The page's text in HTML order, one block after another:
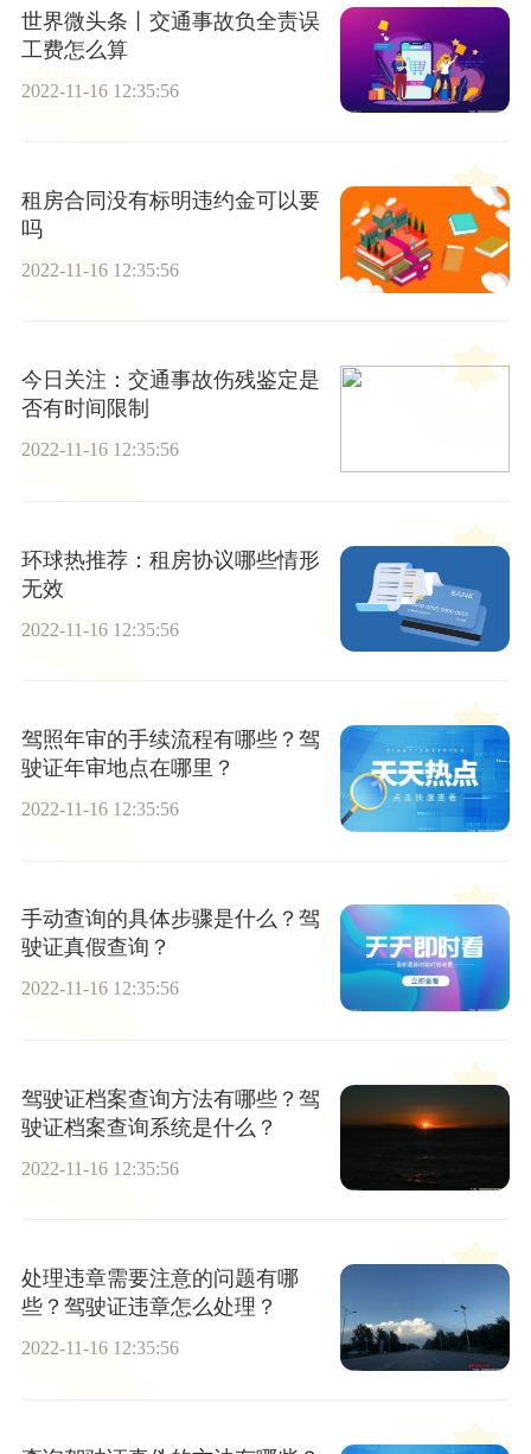
世界微头条丨交通事故负全责误
工费怎么算
2022-11-16 12:35:56
租房合同没有标明违约金可以要
吗
2022-11-16 12:35:56
今日关注：交通事故伤残鉴定是
否有时间限制
2022-11-16 12:35:56
环球热推荐：租房协议哪些情形
无效
2022-11-16 12:35:56
驾照年审的手续流程有哪些？驾
驶证年审地点在哪里？
2022-11-16 12:35:56
手动查询的具体步骤是什么？驾
驶证真假查询？
2022-11-16 12:35:56
驾驶证档案查询方法有哪些？驾
驶证档案查询系统是什么？
2022-11-16 12:35:56
处理违章需要注意的问题有哪
些？驾驶证违章怎么处理？
2022-11-16 12:35:56